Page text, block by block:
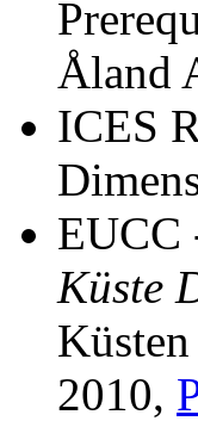
Åland
ICES
EUCC
Küste
2010,